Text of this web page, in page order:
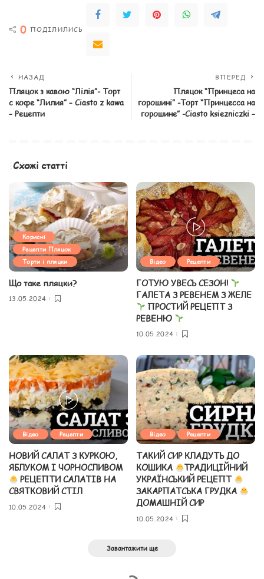
0 ПОДІЛИЛИСЬ
НАЗАД
Пляцок з кавою “Лілія”- Торт
с кофе “Лилия” – Ciasto z kawa
– Рецепти
ВПЕРЕД
Пляцок “Принцеса на
горошині” -Торт “Принцесса на
горошине” -Ciasto ksiezniczki –
Схожі статті
Корисні
Рецепти Пляцок
Торти і пляцки
Що таке пляцки?
13.05.2024
Відео Рецепти
ГОТУЮ УВЕСЬ СЕЗОН!
ГАЛЕТА З РЕВЕНЕМ З ЖЕЛЕ
ПРОСТИЙ РЕЦЕПТ З
РЕВЕНЮ
10.05.2024
Відео Рецепти
НОВИЙ САЛАТ З КУРКОЮ,
ЯБЛУКОМ І ЧОРНОСЛИВОМ
РЕЦЕПТИ САЛАТІВ НА
СВЯТКОВИЙ СТІЛ
10.05.2024
Відео Рецепти
ТАКИЙ СИР КЛАДУТЬ ДО
КОШИКА
ТРАДИЦІЙНИЙ
УКРАЇНСЬКИЙ РЕЦЕПТ
ЗАКАРПАТСЬКА ГРУДКА
ДОМАШНІЙ СИР
10.05.2024
Завантажити ще